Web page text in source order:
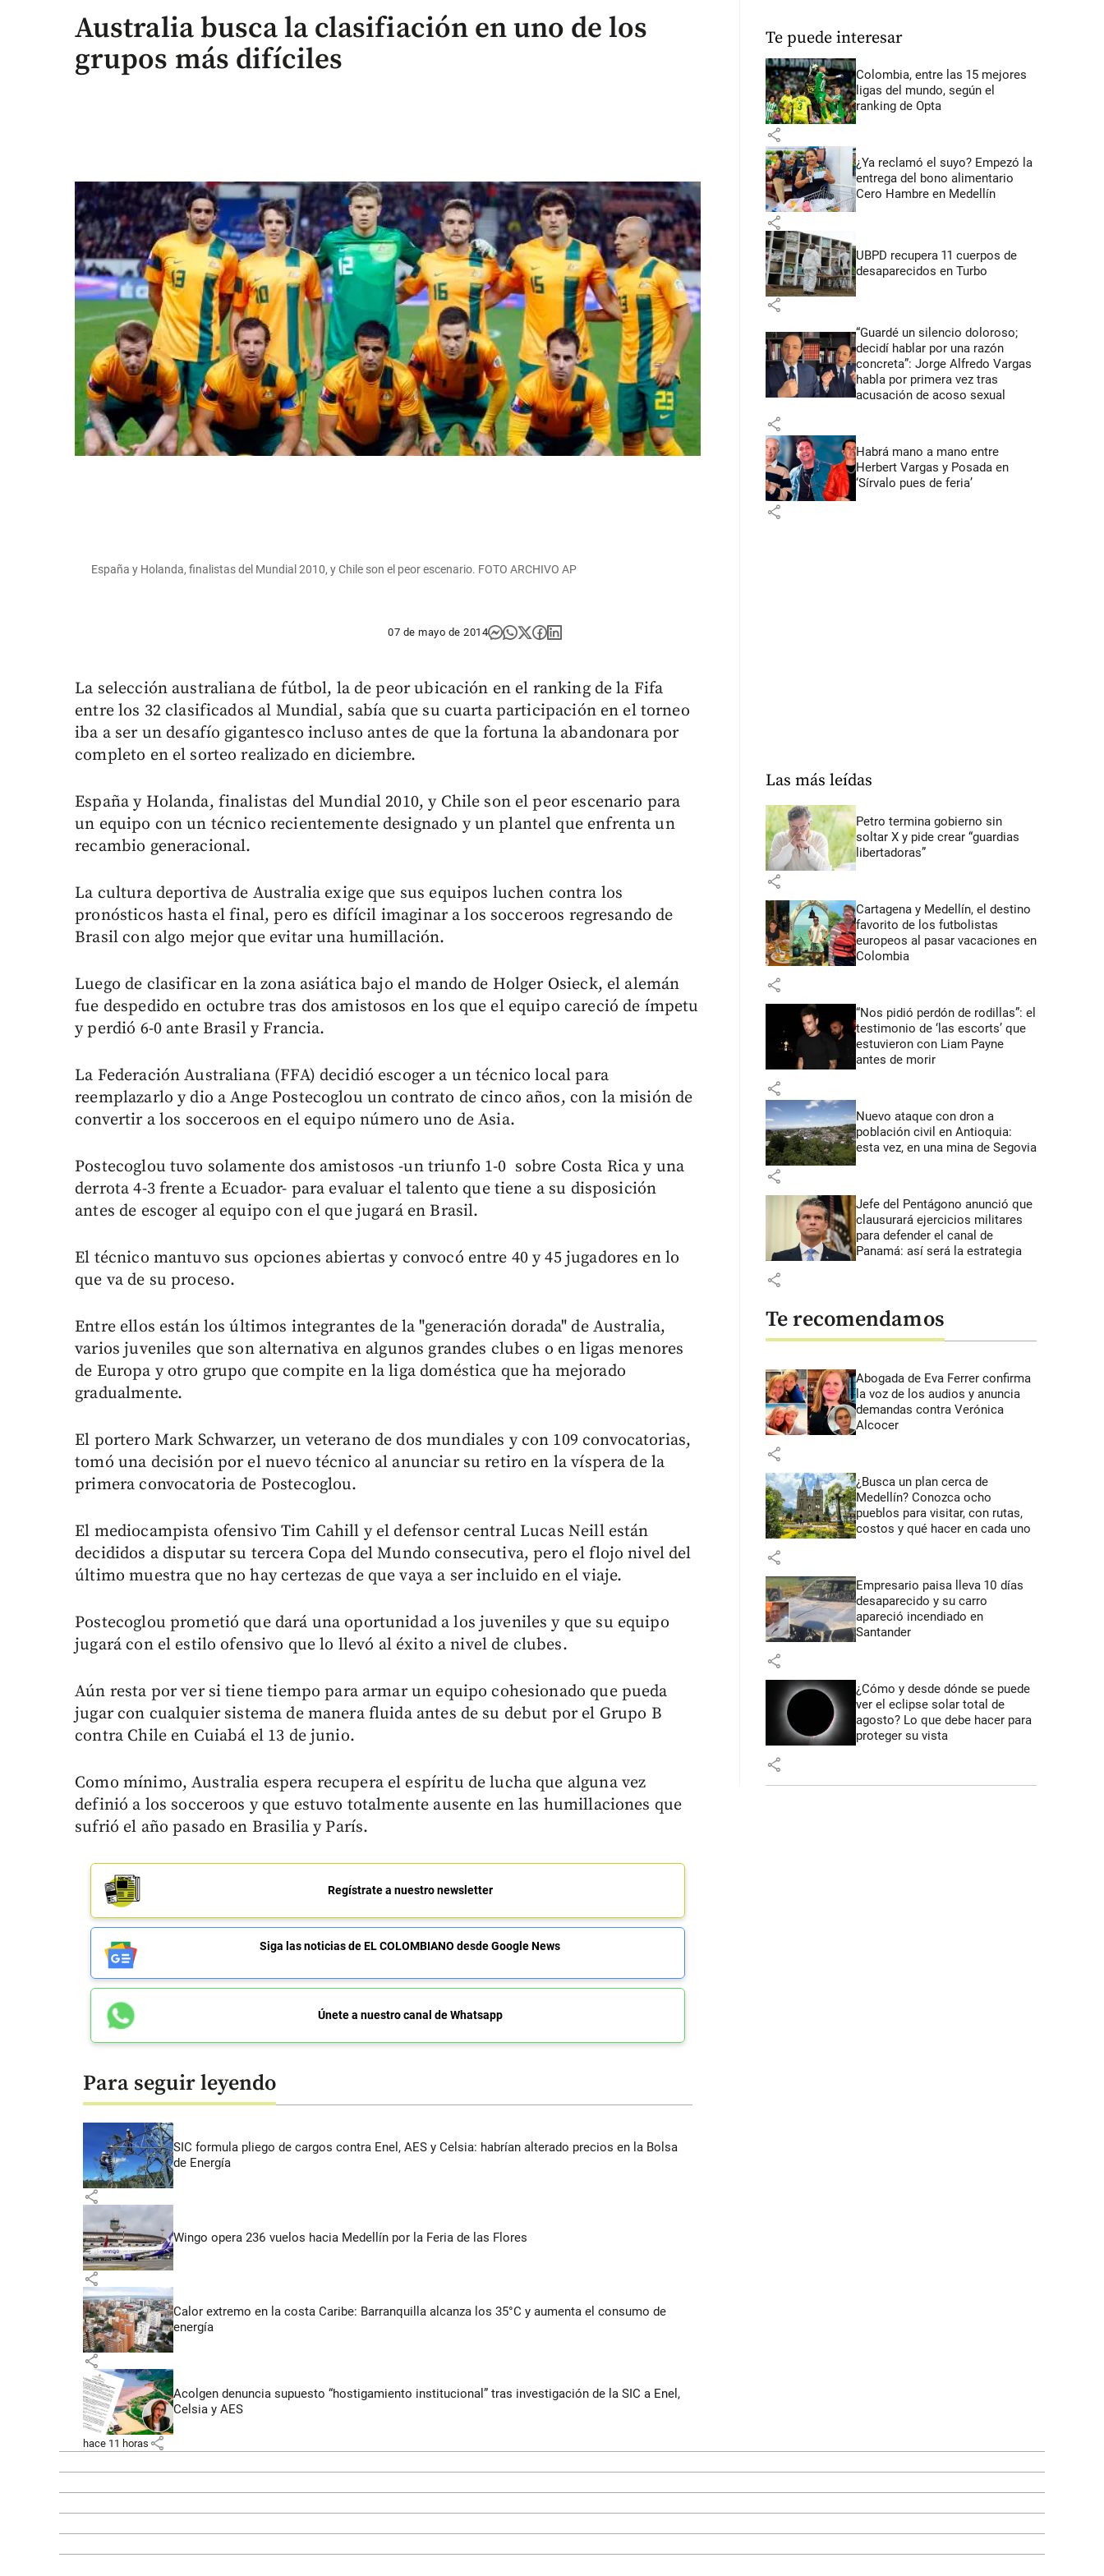
Australia busca la clasifiación en uno de los
grupos más difíciles
España y Holanda, finalistas del Mundial 2010, y Chile son el peor escenario. FOTO ARCHIVO AP
07 de mayo de 2014
La selección australiana de fútbol, la de peor ubicación en el ranking de la Fifa
entre los 32 clasificados al Mundial, sabía que su cuarta participación en el torneo
iba a ser un desafío gigantesco incluso antes de que la fortuna la abandonara por
completo en el sorteo realizado en diciembre.
España y Holanda, finalistas del Mundial 2010, y Chile son el peor escenario para
un equipo con un técnico recientemente designado y un plantel que enfrenta un
recambio generacional.
La cultura deportiva de Australia exige que sus equipos luchen contra los
pronósticos hasta el final, pero es difícil imaginar a los socceroos regresando de
Brasil con algo mejor que evitar una humillación.
Luego de clasificar en la zona asiática bajo el mando de Holger Osieck, el alemán
fue despedido en octubre tras dos amistosos en los que el equipo careció de ímpetu
y perdió 6-0 ante Brasil y Francia.
La Federación Australiana (FFA) decidió escoger a un técnico local para
reemplazarlo y dio a Ange Postecoglou un contrato de cinco años, con la misión de
convertir a los socceroos en el equipo número uno de Asia.
Postecoglou tuvo solamente dos amistosos -un triunfo 1-0 sobre Costa Rica y una
derrota 4-3 frente a Ecuador- para evaluar el talento que tiene a su disposición
antes de escoger al equipo con el que jugará en Brasil.
El técnico mantuvo sus opciones abiertas y convocó entre 40 y 45 jugadores en lo
que va de su proceso.
Entre ellos están los últimos integrantes de la "generación dorada" de Australia,
varios juveniles que son alternativa en algunos grandes clubes o en ligas menores
de Europa y otro grupo que compite en la liga doméstica que ha mejorado
gradualmente.
El portero Mark Schwarzer, un veterano de dos mundiales y con 109 convocatorias,
tomó una decisión por el nuevo técnico al anunciar su retiro en la víspera de la
primera convocatoria de Postecoglou.
El mediocampista ofensivo Tim Cahill y el defensor central Lucas Neill están
decididos a disputar su tercera Copa del Mundo consecutiva, pero el flojo nivel del
último muestra que no hay certezas de que vaya a ser incluido en el viaje.
Postecoglou prometió que dará una oportunidad a los juveniles y que su equipo
jugará con el estilo ofensivo que lo llevó al éxito a nivel de clubes.
Aún resta por ver si tiene tiempo para armar un equipo cohesionado que pueda
jugar con cualquier sistema de manera fluida antes de su debut por el Grupo B
contra Chile en Cuiabá el 13 de junio.
Como mínimo, Australia espera recupera el espíritu de lucha que alguna vez
definió a los socceroos y que estuvo totalmente ausente en las humillaciones que
sufrió el año pasado en Brasilia y París.
Regístrate a nuestro newsletter
Siga las noticias de EL COLOMBIANO desde Google News
Únete a nuestro canal de Whatsapp
Para seguir leyendo
SIC formula pliego de cargos contra Enel, AES y Celsia: habrían alterado precios en la Bolsa
de Energía
share
Wingo opera 236 vuelos hacia Medellín por la Feria de las Flores
share
Calor extremo en la costa Caribe: Barranquilla alcanza los 35°C y aumenta el consumo de
energía
share
Acolgen denuncia supuesto “hostigamiento institucional” tras investigación de la SIC a Enel,
Celsia y AES
hace 11 horas share
Te puede interesar
Colombia, entre las 15 mejores
ligas del mundo, según el
ranking de Opta
share
¿Ya reclamó el suyo? Empezó la
entrega del bono alimentario
Cero Hambre en Medellín
share
UBPD recupera 11 cuerpos de
desaparecidos en Turbo
share
“Guardé un silencio doloroso;
decidí hablar por una razón
concreta”: Jorge Alfredo Vargas
habla por primera vez tras
acusación de acoso sexual
share
Habrá mano a mano entre
Herbert Vargas y Posada en
‘Sírvalo pues de feria’
share
Las más leídas
Petro termina gobierno sin
soltar X y pide crear “guardias
libertadoras”
share
Cartagena y Medellín, el destino
favorito de los futbolistas
europeos al pasar vacaciones en
Colombia
share
“Nos pidió perdón de rodillas”: el
testimonio de ‘las escorts’ que
estuvieron con Liam Payne
antes de morir
share
Nuevo ataque con dron a
población civil en Antioquia:
esta vez, en una mina de Segovia
share
Jefe del Pentágono anunció que
clausurará ejercicios militares
para defender el canal de
Panamá: así será la estrategia
share
Te recomendamos
Abogada de Eva Ferrer confirma
la voz de los audios y anuncia
demandas contra Verónica
Alcocer
share
¿Busca un plan cerca de
Medellín? Conozca ocho
pueblos para visitar, con rutas,
costos y qué hacer en cada uno
share
Empresario paisa lleva 10 días
desaparecido y su carro
apareció incendiado en
Santander
share
¿Cómo y desde dónde se puede
ver el eclipse solar total de
agosto? Lo que debe hacer para
proteger su vista
share